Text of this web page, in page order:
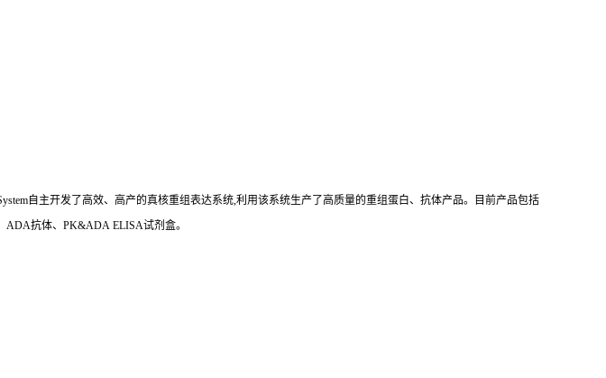
自主开发了高效、高产的真核重组表达系统,利用该系统生产了高质量的重组蛋白、抗体产品。目前产品包括
抗体、PK&ADA ELISA试剂盒。